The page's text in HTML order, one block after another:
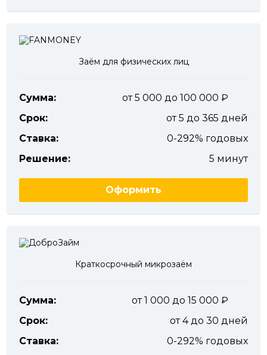
Заём для физических лиц
Сумма:
от 5 000 до 100 000
Срок:
от 5 до 365 дней
Ставка:
0-292% годовых
Решение:
5 минут
Оформить
Краткосрочный микрозаём
Сумма:
от 1 000 до 15 000
Срок:
от 4 до 30 дней
Ставка:
0-292% годовых